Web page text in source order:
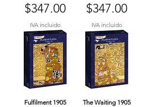
Precio
$347.00
IVA incluido
Precio
$347.00
IVA incluido
Fulfilment 1905
The Waiting 1905